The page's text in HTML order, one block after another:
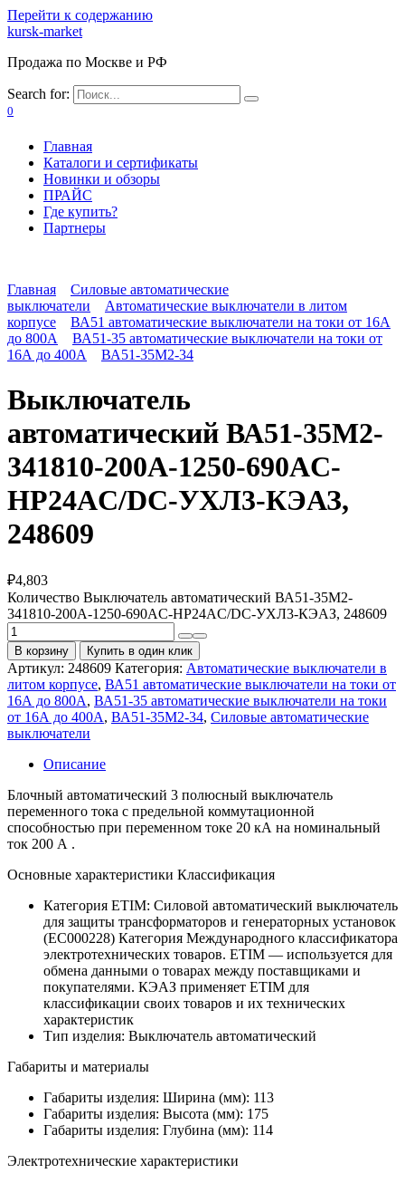
Перейти к содержанию
kursk-market
Продажа по Москве и РФ
Search for:
0
Главная
Каталоги и сертификаты
Новинки и обзоры
ПРАЙС
Где купить?
Партнеры
Главная
Силовые автоматические
выключатели
Автоматические выключатели в литом
корпусе
ВА51 автоматические выключатели на токи от 16А
до 800А
ВА51-35 автоматические выключатели на токи от
16А до 400А
ВА51-35М2-34
Выключатель
автоматический ВА51-35М2-
341810-200А-1250-690AC-
НР24AC/DC-УХЛ3-КЭАЗ,
248609
₽4,803
Количество Выключатель автоматический ВА51-35М2-
341810-200А-1250-690AC-НР24AC/DC-УХЛ3-КЭАЗ, 248609
В корзину Купить в один клик
Артикул: 248609 Категория: Автоматические выключатели в
литом корпусе, ВА51 автоматические выключатели на токи от
16А до 800А, ВА51-35 автоматические выключатели на токи
от 16А до 400А, ВА51-35М2-34, Силовые автоматические
выключатели
Описание
Блочный автоматический 3 полюсный выключатель
переменного тока с предельной коммутационной
способностью при переменном токе 20 кА на номинальный
ток 200 А .
Основные характеристики Классификация
Категория ETIM: Силовой автоматический выключатель
для защиты трансформаторов и генераторных установок
(EC000228) Категория Международного классификатора
электротехнических товаров. ETIM — используется для
обмена данными о товарах между поставщиками и
покупателями. КЭАЗ применяет ETIM для
классификации своих товаров и их технических
характеристик
Тип изделия: Выключатель автоматический
Габариты и материалы
Габариты изделия: Ширина (мм): 113
Габариты изделия: Высота (мм): 175
Габариты изделия: Глубина (мм): 114
Электротехнические характеристики